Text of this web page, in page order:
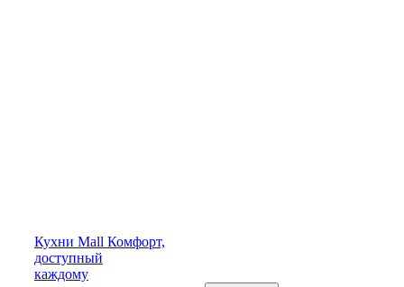
Кухни Mall Комфорт,
доступный
каждому